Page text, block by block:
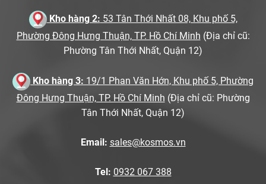
Kho hàng 2: 53 Tân Thới Nhất 08, Khu phố 5,
Phường Đông Hưng Thuận, TP. Hồ Chí Minh (Địa chỉ cũ:
Phường Tân Thới Nhất, Quận 12)
Kho hàng 3: 19/1 Phan Văn Hớn, Khu phố 5, Phường
Đông Hưng Thuận, TP. Hồ Chí Minh (Địa chỉ cũ: Phường
Tân Thới Nhất, Quận 12)
Email: sales@kosmos.vn
Tel: 0932 067 388